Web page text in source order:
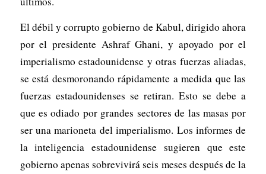
El débil y corrupto gobierno de Kabul, dirigido ahora
por el presidente Ashraf Ghani, y apoyado por el
imperialismo estadounidense y otras fuerzas aliadas,
se está desmoronando rápidamente a medida que las
fuerzas estadounidenses se retiran. Esto se debe a
que es odiado por grandes sectores de las masas por
ser una marioneta del imperialismo. Los informes de
la inteligencia estadounidense sugieren que este
gobierno apenas sobrevivirá seis meses después de la